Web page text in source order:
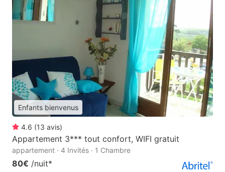
Enfants bienvenus
4.6 (13 avis)
Appartement 3*** tout confort, WIFI gratuit
appartement · 4 Invités · 1 Chambre
80€ /nuit*